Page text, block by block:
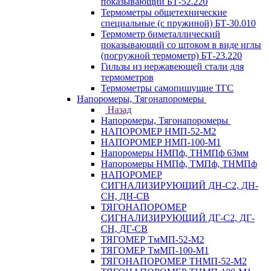
Термометры общетехнические
специальные (с пружиной) БТ-30.010
Термометр биметаллический
показывающий со штоком в виде иглы
(погружной термометр) БТ-23.220
Гильзы из нержавеющей стали для
термометров
Термометры самопишущие ТГС
Напоромеры, Тягонапоромеры
Назад
Напоромеры, Тягонапоромеры
НАПОРОМЕР НМП-52-М2
НАПОРОМЕР НМП-100-М1
Напоромеры НМПф, ТНМПф 63мм
Напоромеры НМПф, ТМПф, ТНМПф
НАПОРОМЕР
СИГНАЛИЗИРУЮЩИЙ ДН-С2, ДН-
СН, ДН-СВ
ТЯГОНАПОРОМЕР
СИГНАЛИЗИРУЮЩИЙ ДГ-С2, ДГ-
СН, ДГ-СВ
ТЯГОМЕР ТмМП-52-М2
ТЯГОМЕР ТмМП-100-М1
ТЯГОНАПОРОМЕР ТНМП-52-М2